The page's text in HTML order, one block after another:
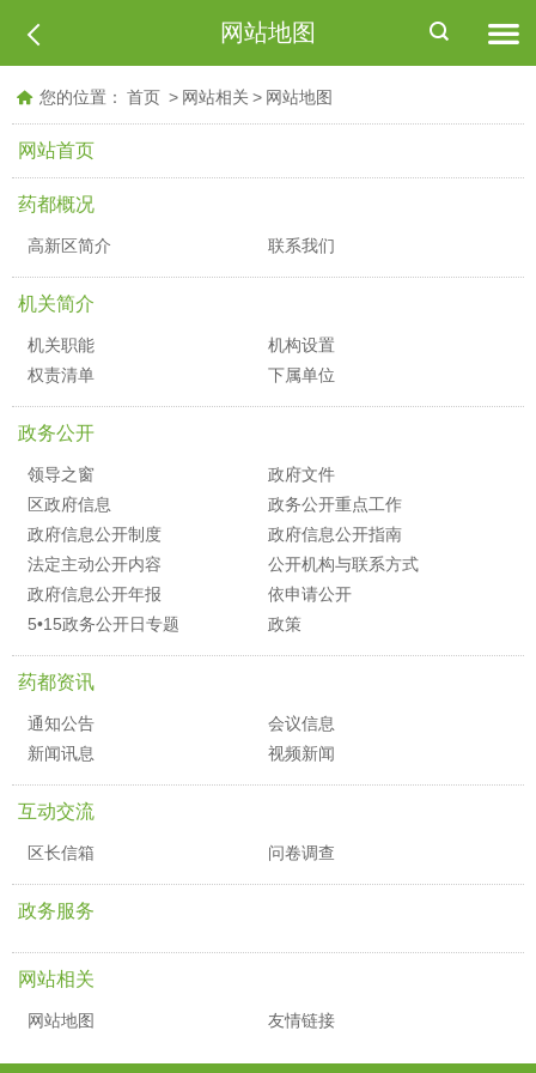
网站地图
您的位置： 首页 > 网站相关 > 网站地图
网站首页
药都概况
高新区简介 联系我们
机关简介
机关职能
机构设置
权责清单
下属单位
政务公开
领导之窗
政府文件
区政府信息
政务公开重点工作
政府信息公开制度
政府信息公开指南
法定主动公开内容
公开机构与联系方式
政府信息公开年报
依申请公开
5•15政务公开日专题
政策
药都资讯
通知公告
会议信息
新闻讯息
视频新闻
互动交流
区长信箱 问卷调查
政务服务
网站相关
网站地图 友情链接